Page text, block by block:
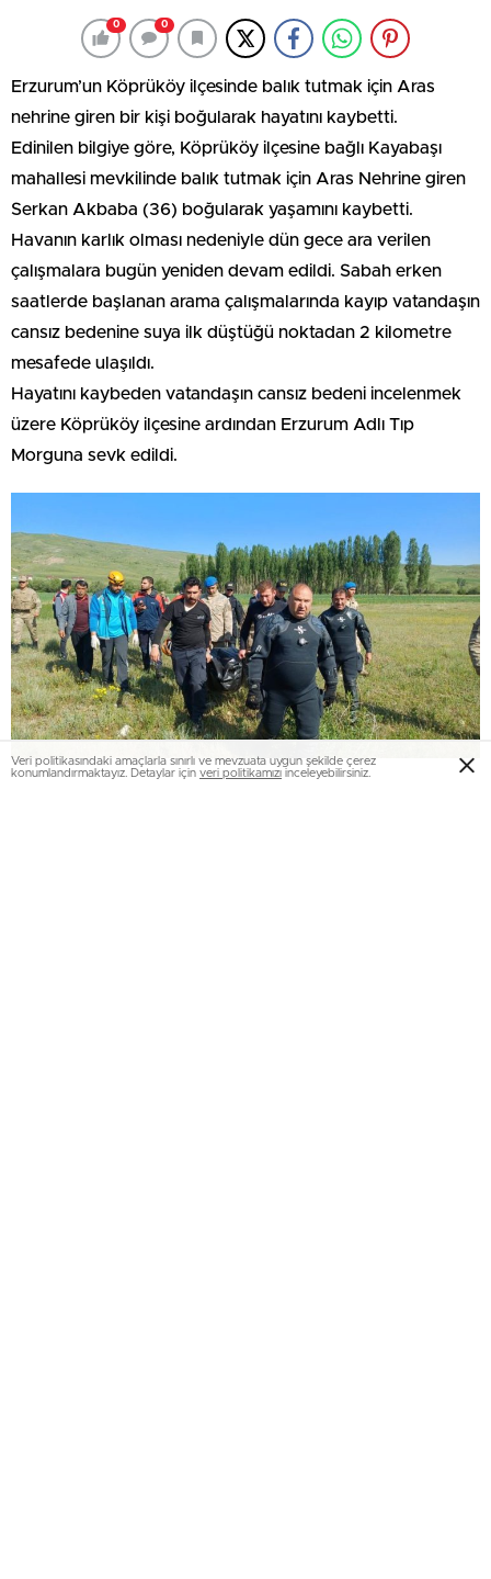
0 0
Erzurum’un Köprüköy ilçesinde balık tutmak için Aras
nehrine giren bir kişi boğularak hayatını kaybetti.
Edinilen bilgiye göre, Köprüköy ilçesine bağlı Kayabaşı
mahallesi mevkilinde balık tutmak için Aras Nehrine giren
Serkan Akbaba (36) boğularak yaşamını kaybetti.
Havanın karlık olması nedeniyle dün gece ara verilen
çalışmalara bugün yeniden devam edildi. Sabah erken
saatlerde başlanan arama çalışmalarında kayıp vatandaşın
cansız bedenine suya ilk düştüğü noktadan 2 kilometre
mesafede ulaşıldı.
Hayatını kaybeden vatandaşın cansız bedeni incelenmek
üzere Köprüköy ilçesine ardından Erzurum Adlı Tıp
Morguna sevk edildi.
Veri politikasındaki amaçlarla sınırlı ve mevzuata uygun şekilde çerez
konumlandırmaktayız. Detaylar için veri politikamızı inceleyebilirsiniz.